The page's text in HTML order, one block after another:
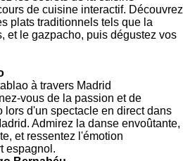
de cuisine interactif. Découvrez
plats traditionnels tels que la
et le gazpacho, puis dégustez vos
à travers Madrid
vous de la passion et de
lors d'un spectacle en direct dans
Admirez la danse envoûtante,
et ressentez l'émotion
espagnol.